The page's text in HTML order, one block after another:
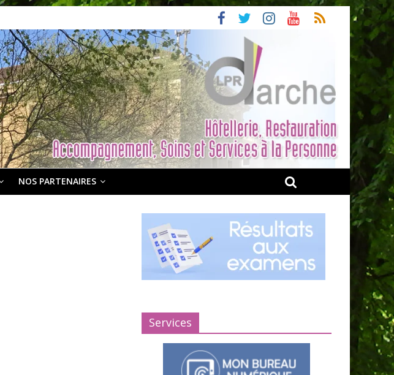
NOS PARTENAIRES
Services